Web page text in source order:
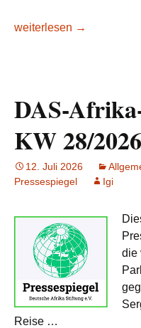
DAS-Afrika-
weiterlesen →
DAS-
KW 28/2026
12. Juli 2026
Pressespiegel
Igi
die
Reise …